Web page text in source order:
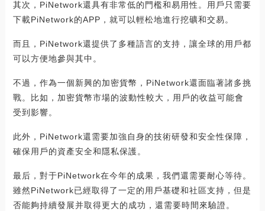
其次，PiNetwork還具有非常低的門檻和易用性。用戶只需要
下載PiNetwork的APP，就可以輕松地進行挖礦和交易。
而且，PiNetwork還提供了多種語言的支持，讓全球的用戶都
可以方便地參與其中。
不過，作為一個新興的加密貨幣，PiNetwork還面臨著諸多挑
戰。比如，加密貨幣市場的波動性較大，用戶的收益可能會
受到影響。
此外，PiNetwork還需要加強自身的技術研發和安全性保障，
確保用戶的資產安全和隱私保護。
最后，對于PiNetwork在今年的成果，我們還需要耐心等待。
雖然PiNetwork已經取得了一定的用戶基礎和社區支持，但是
否能夠持續發展并取得更大的成功，還需要時間來驗證。